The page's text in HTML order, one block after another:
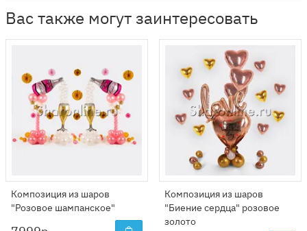
Вас также могут заинтересовать
Композиция из шаров
"Розовое шампанское"
Композиция из шаров
"Биение сердца" розовое
золото